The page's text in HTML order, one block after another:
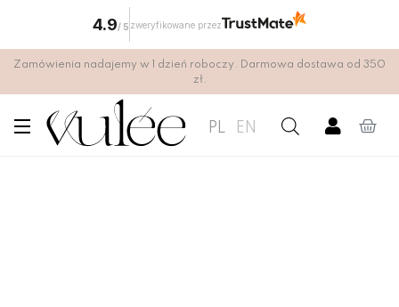
Zamówienia nadajemy w 1 dzień roboczy. Darmowa dostawa od 350
zł.
PL EN
4.9/ 5 zweryfikowane przez